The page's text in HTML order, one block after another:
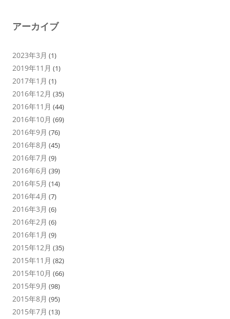
アーカイブ
2023年3月 (1)
2019年11月 (1)
2017年1月 (1)
2016年12月 (35)
2016年11月 (44)
2016年10月 (69)
2016年9月 (76)
2016年8月 (45)
2016年7月 (9)
2016年6月 (39)
2016年5月 (14)
2016年4月 (7)
2016年3月 (6)
2016年2月 (6)
2016年1月 (9)
2015年12月 (35)
2015年11月 (82)
2015年10月 (66)
2015年9月 (98)
2015年8月 (95)
2015年7月 (13)